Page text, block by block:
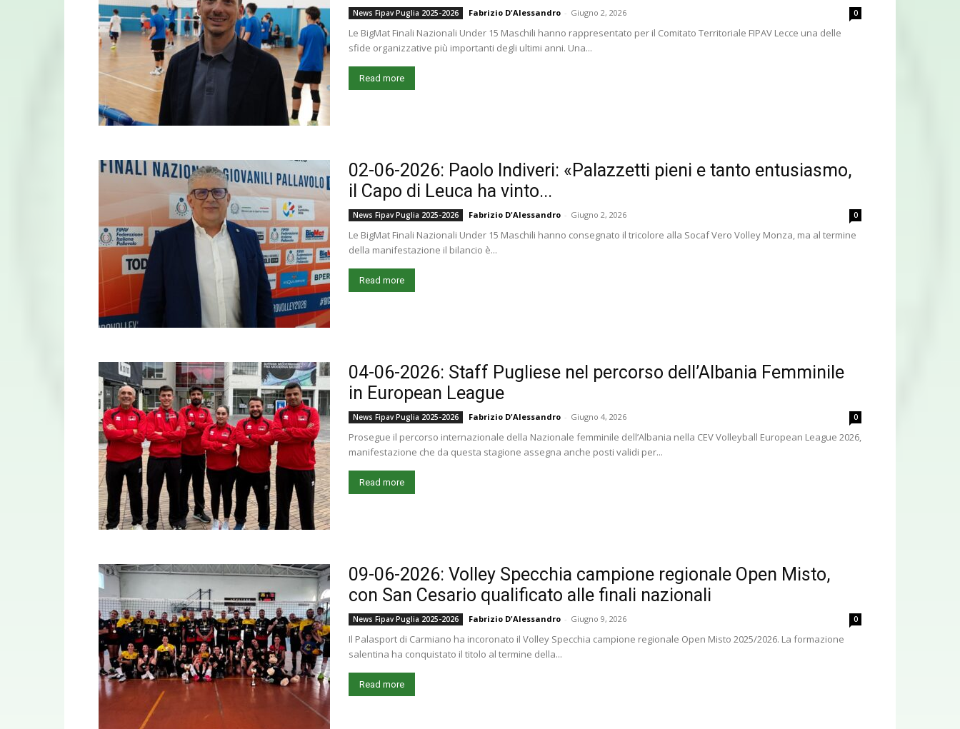
News Fipav Puglia 2025-2026 Fabrizio D'Alessandro - Giugno 2, 2026 0
Le BigMat Finali Nazionali Under 15 Maschili hanno rappresentato per il Comitato Territoriale FIPAV Lecce una delle
sfide organizzative più importanti degli ultimi anni. Una...
Read more
02-06-2026: Paolo Indiveri: «Palazzetti pieni e tanto entusiasmo,
il Capo di Leuca ha vinto...
News Fipav Puglia 2025-2026 Fabrizio D'Alessandro - Giugno 2, 2026 0
Le BigMat Finali Nazionali Under 15 Maschili hanno consegnato il tricolore alla Socaf Vero Volley Monza, ma al termine
della manifestazione il bilancio è...
Read more
04-06-2026: Staff Pugliese nel percorso dell’Albania Femminile
in European League
News Fipav Puglia 2025-2026 Fabrizio D'Alessandro - Giugno 4, 2026 0
Prosegue il percorso internazionale della Nazionale femminile dell’Albania nella CEV Volleyball European League 2026,
manifestazione che da questa stagione assegna anche posti validi per...
Read more
09-06-2026: Volley Specchia campione regionale Open Misto,
con San Cesario qualificato alle finali nazionali
News Fipav Puglia 2025-2026 Fabrizio D'Alessandro - Giugno 9, 2026 0
Il Palasport di Carmiano ha incoronato il Volley Specchia campione regionale Open Misto 2025/2026. La formazione
salentina ha conquistato il titolo al termine della...
Read more